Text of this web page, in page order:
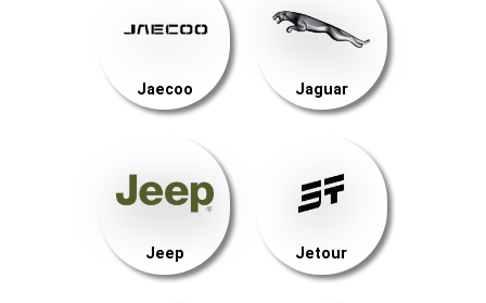
Jaecoo Jaguar
Jeep Jetour